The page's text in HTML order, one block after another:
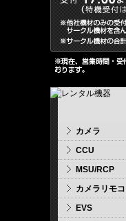
カメラ
CCU
MSU/RCP
カメラリモ
EVS